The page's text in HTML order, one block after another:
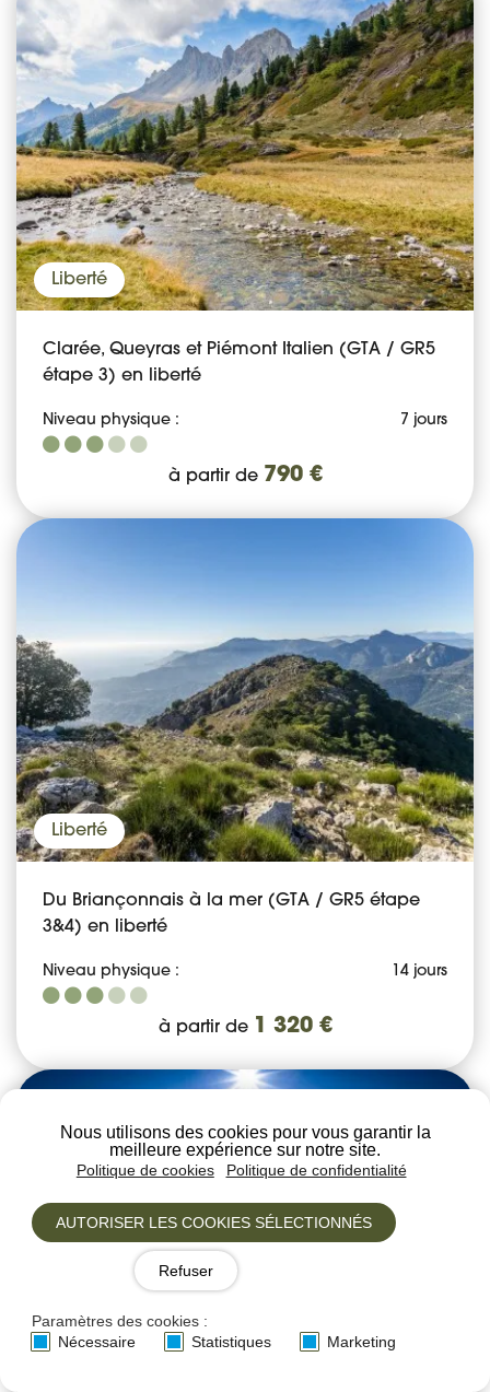
Nous utilisons des cookies pour vous garantir la
meilleure expérience sur notre site.
Politique de cookies Politique de confidentialité
AUTORISER LES COOKIES SÉLECTIONNÉS
Refuser
Paramètres des cookies :
Nécessaire Statistiques Marketing
Liberté
Clarée, Queyras et Piémont Italien (GTA / GR5
étape 3) en liberté
Niveau physique : 7 jours
à partir de 790 €
Liberté
Du Briançonnais à la mer (GTA / GR5 étape
3&4) en liberté
Niveau physique : 14 jours
à partir de 1 320 €